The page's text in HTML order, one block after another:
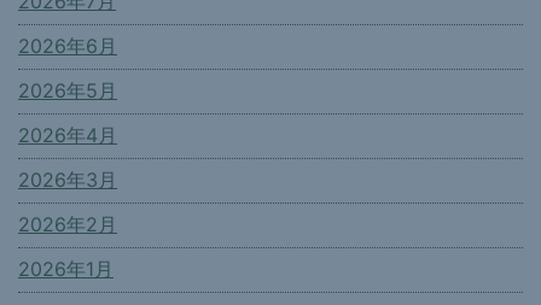
2026年6月
2026年5月
2026年4月
2026年3月
2026年2月
2026年1月